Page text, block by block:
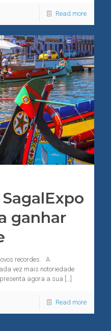
Read more
ganhar
recordes. A
vez mais notoriedade
agora a sua
Read more